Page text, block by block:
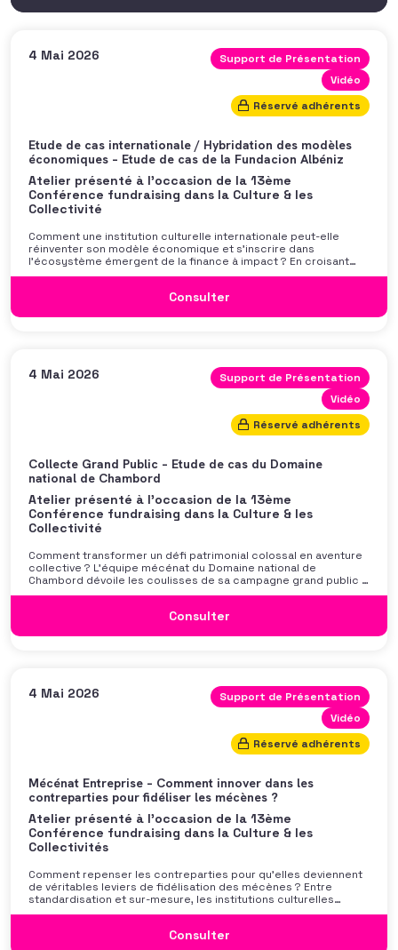
4 Mai 2026
Support de Présentation
Vidéo
Réservé adhérents
Etude de cas internationale / Hybridation des modèles
économiques – Etude de cas de la Fundacion Albéniz
Atelier présenté à l'occasion de la 13ème
Conférence fundraising dans la Culture & les
Collectivité
Comment une institution culturelle internationale peut-elle
réinventer son modèle économique et s’inscrire dans
l’écosystème émergent de la finance à impact ? En croisant
mécénat, business development et impact investing, la
collaborations innovantes, durables et impactantes. Cet atelier
Consulter
4 Mai 2026
Support de Présentation
Vidéo
Réservé adhérents
Collecte Grand Public – Etude de cas du Domaine
national de Chambord
Atelier présenté à l'occasion de la 13ème
Conférence fundraising dans la Culture & les
Collectivité
Comment transformer un défi patrimonial colossal en aventure
collective ? L’équipe mécénat du Domaine national de
Chambord dévoile les coulisses de sa campagne grand public «
Sauvez l’aile François Ier, devenez l’ange gardien de Chambord
restauration d’un joyau historique. Les
Consulter
4 Mai 2026
Support de Présentation
Vidéo
Réservé adhérents
Mécénat Entreprise – Comment innover dans les
contreparties pour fidéliser les mécènes ?
Atelier présenté à l'occasion de la 13ème
Conférence fundraising dans la Culture & les
Collectivités
Comment repenser les contreparties pour qu’elles deviennent
de véritables leviers de fidélisation des mécènes ? Entre
standardisation et sur-mesure, les institutions culturelles
cherchent à construire des offres lisibles, cohérentes, et
de financement, comment imaginer des formes de
Consulter